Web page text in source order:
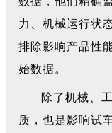
力、机械运行状
排除影响产品性
始数据。
除了机械、
质，也是影响试